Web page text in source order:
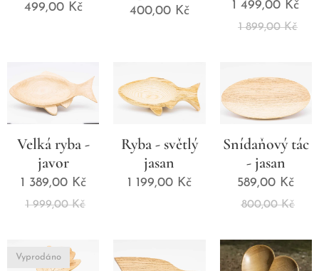
499,00Kč 400,00Kč 1 499,00 Kč
1 899,00Kč
Velká ryba -
javor
1 389,00Kč
1 999,00Kč
Ryba - světlý
jasan
1 199,00Kč
Snídaňový tác
- jasan
589,00 Kč
800,00Kč
Vyprodáno